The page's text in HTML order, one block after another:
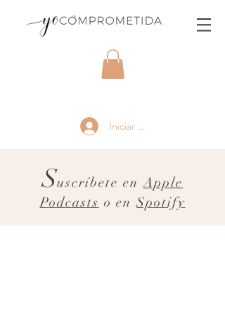
Iniciar sesión
Suscríbete enApple
Podcasts o enSpotify